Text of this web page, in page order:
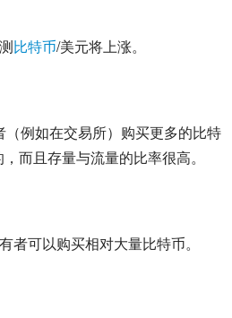
比特币/美元将上涨。
例如在交易所）购买更多的比特
而且存量与流量的比率很高。
者可以购买相对大量比特币。